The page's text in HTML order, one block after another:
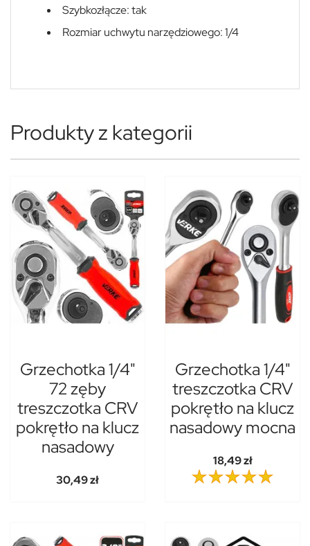
Szybkozłącze: tak
Rozmiar uchwytu narzędziowego: 1/4
Produkty z kategorii
Grzechotka 1/4"
72 zęby
treszczotka CRV
pokrętło na klucz
nasadowy
30,49 zł
Grzechotka 1/4"
treszczotka CRV
pokrętło na klucz
nasadowy mocna
18,49 zł